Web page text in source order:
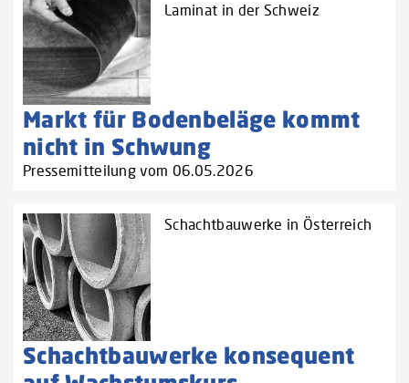
Laminat in der Schweiz
Markt für Bodenbeläge kommt
nicht in Schwung
Pressemitteilung vom 06.05.2026
Schachtbauwerke in Österreich
Schachtbauwerke konsequent